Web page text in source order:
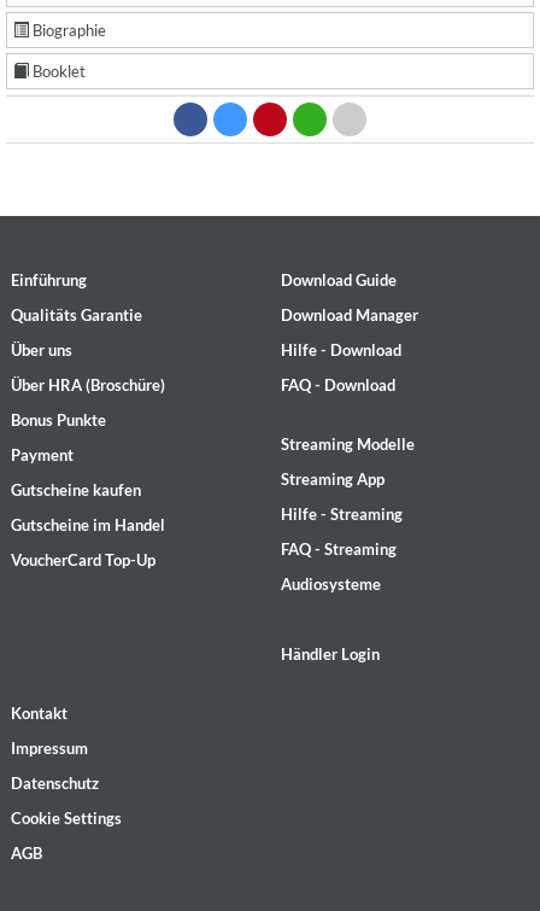
Biographie
Booklet
Einführung
Qualitäts Garantie
Über uns
Über HRA (Broschüre)
Bonus Punkte
Payment
Gutscheine kaufen
Gutscheine im Handel
VoucherCard Top-Up
Download Guide
Download Manager
Hilfe - Download
FAQ - Download
Streaming Modelle
Streaming App
Hilfe - Streaming
FAQ - Streaming
Audiosysteme
Händler Login
Kontakt
Impressum
Datenschutz
Cookie Settings
AGB